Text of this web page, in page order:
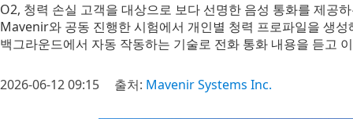
O2, 청력 손실 고객을 대상으로 보다 선명한 음성 통화를 제공
Mavenir와 공동 진행한 시험에서 개인별 청력 프로파일을 생
백그라운드에서 자동 작동하는 기술로 전화 통화 내용을 듣고
2026-06-12 09:15 출처: Mavenir Systems Inc.